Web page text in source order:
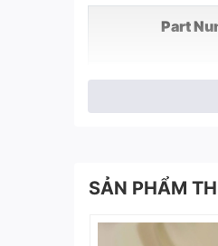
Part
Áp
Điện
SẢN PHẨM